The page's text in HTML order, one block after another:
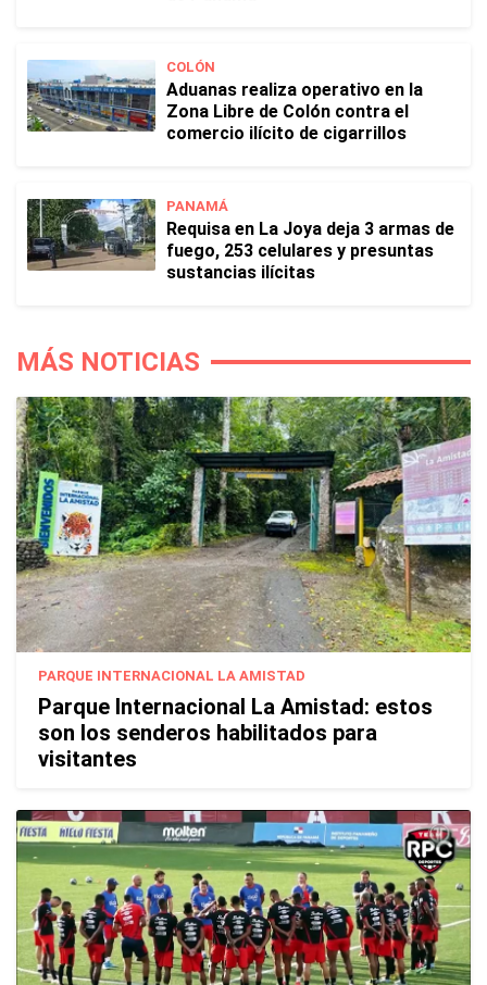
COLÓN
Aduanas realiza operativo en la
Zona Libre de Colón contra el
comercio ilícito de cigarrillos
PANAMÁ
Requisa en La Joya deja 3 armas de
fuego, 253 celulares y presuntas
sustancias ilícitas
MÁS NOTICIAS
PARQUE INTERNACIONAL LA AMISTAD
Parque Internacional La Amistad: estos
son los senderos habilitados para
visitantes